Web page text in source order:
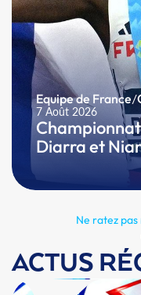
Equipe de France/
7 Août 2026
Diarra et
Ne ratez
ACTUS